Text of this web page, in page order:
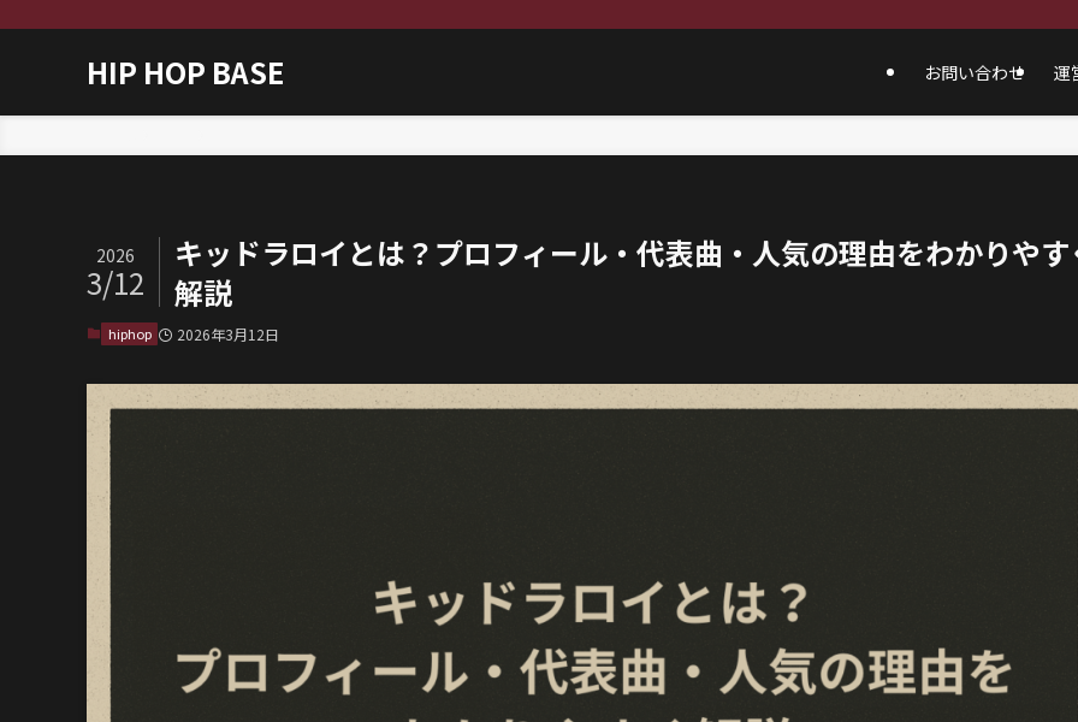
HIP HOP BASE お問い合わせ 運
キッドラロイとは？プロフィール・代表曲・人気の理由をわかりやす
解説
2026
3/12
hiphop 2026年3月12日